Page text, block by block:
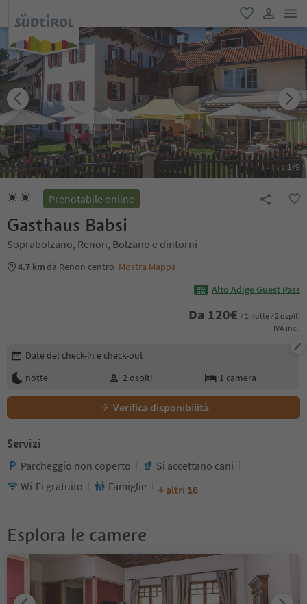
favoriti
user link
1/9
Prenotabile online
Gasthaus Babsi
Soprabolzano, Renon, Bolzano e dintorni
4.7 km da Renon centro Mostra Mappa
Alto Adige Guest Pass
Da 120€ / 1 notte / 2 ospiti
IVA incl.
Modifica i dettagli della prenotazione
Date del check-in e check-out
notte
2 ospiti 1 camera
Verifica disponibilità
Servizi
Parcheggio non coperto
Si accettano cani
Wi-Fi gratuito
Famiglie + altri 16
Esplora le camere